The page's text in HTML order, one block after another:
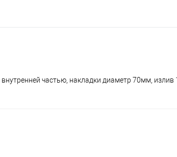
частью, накладки диаметр 70мм,